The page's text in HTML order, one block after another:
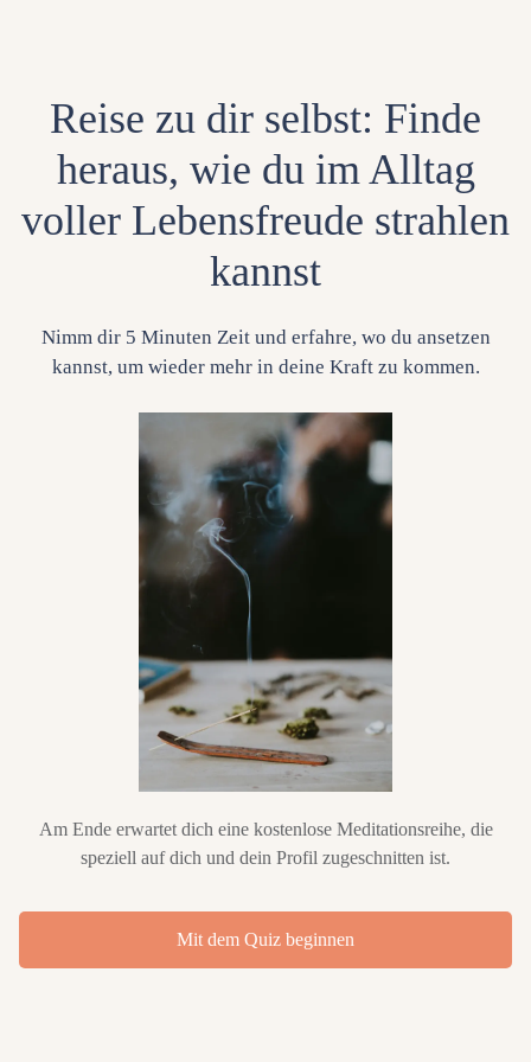
Reise zu dir selbst: Finde
heraus, wie du im Alltag
voller Lebensfreude strahlen
kannst
Nimm dir 5 Minuten Zeit und erfahre, wo du ansetzen
kannst, um wieder mehr in deine Kraft zu kommen.
Am Ende erwartet dich eine kostenlose Meditationsreihe, die
speziell auf dich und dein Profil zugeschnitten ist.
Mit dem Quiz beginnen